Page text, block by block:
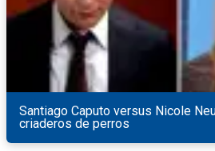
Santiago Caputo versus Nicole
criaderos de perros